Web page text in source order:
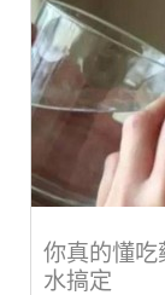
你真的懂吃
水搞定